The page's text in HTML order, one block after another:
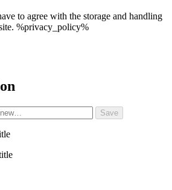
to agree with the storage and handling
%privacy_policy%